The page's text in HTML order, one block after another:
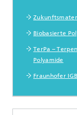
Biobasierte
TerPa –
Polyamide
Fraunhofer